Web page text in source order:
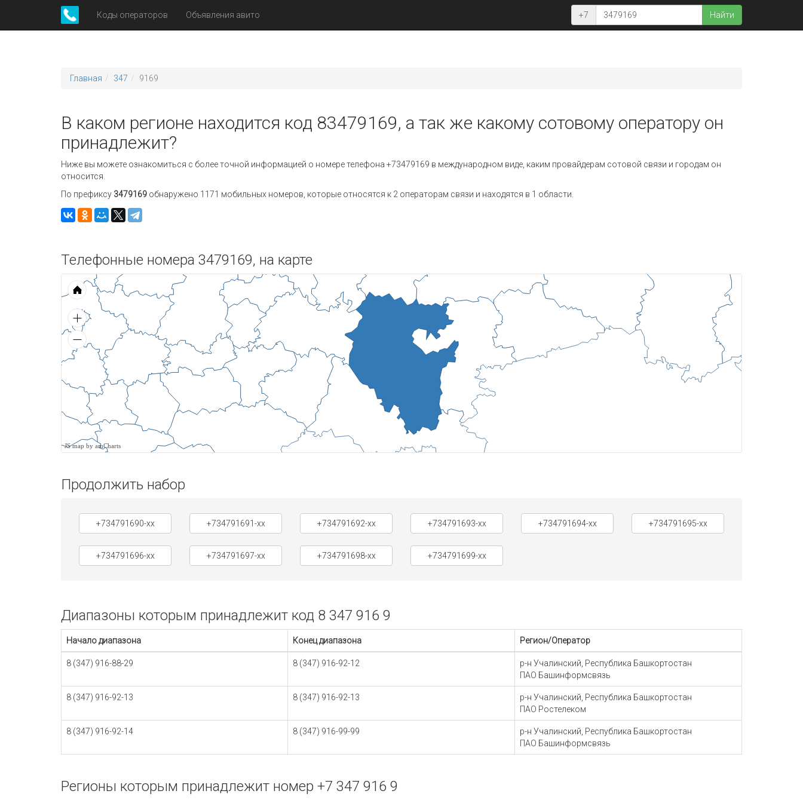
Коды операторов Объявления авито +7 Найти
Главная 347 9169
В каком регионе находится код 83479169, а так же какому сотовому оператору он
принадлежит?
Ниже вы можете ознакомиться с более точной информацией о номере телефона +73479169 в международном виде, каким провайдерам сотовой связи и городам он
относится.
По префиксу 3479169 обнаружено 1171 мобильных номеров, которые относятся к 2 операторам связи и находятся в 1 области.
Телефонные номера 3479169, на карте
JS map by amCharts
Продолжить набор
+734791690-xx +734791691-xx +734791692-xx +734791693-xx +734791694-xx +734791695-xx
+734791696-xx +734791697-xx +734791698-xx +734791699-xx
Диапазоны которым принадлежит код 8 347 916 9
Начало диапазона Конец диапазона Регион/Оператор
8 (347) 916-88-29 8 (347) 916-92-12
р-н Учалинский, Республика Башкортостан
ПАО Башинформсвязь
8 (347) 916-92-13 8 (347) 916-92-13
р-н Учалинский, Республика Башкортостан
ПАО Ростелеком
8 (347) 916-92-14 8 (347) 916-99-99
р-н Учалинский, Республика Башкортостан
ПАО Башинформсвязь
Регионы которым принадлежит номер +7 347 916 9